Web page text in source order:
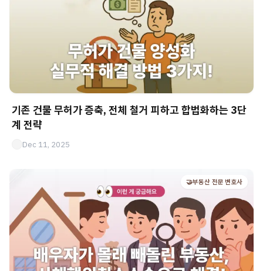
기존 건물 무허가 증축, 전체 철거 피하고 합법화하는 3단
계 전략
Dec 11, 2025
🤝부동산 전문 변호사